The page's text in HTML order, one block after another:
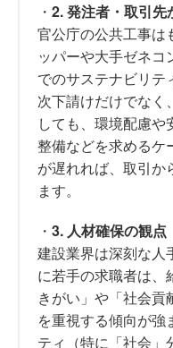
・ 2. 発注者・取引先
官公庁の公共工事は
ッパーや大手ゼネコ
でのサステナビリテ
次下請けだけでなく
しても、環境配慮
整備などを求めるケ
が遅れれば、取引か
ます。
・ 3. 人材確保の観点
建設業界は深刻な人
に若手の求職者は、
きがい」や「社会貢
を重視する傾向が強
ティ（特に「社会」